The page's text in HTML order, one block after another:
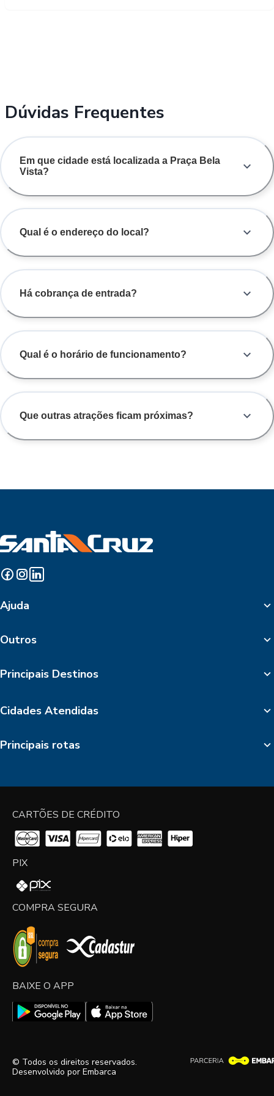
Dúvidas Frequentes
Em que cidade está localizada a Praça Bela
Vista?
Qual é o endereço do local?
Há cobrança de entrada?
Qual é o horário de funcionamento?
Que outras atrações ficam próximas?
Ajuda
Outros
Principais Destinos
Cidades Atendidas
Principais rotas
CARTÕES DE CRÉDITO
PIX
COMPRA SEGURA
BAIXE O APP
© Todos os direitos reservados.
Desenvolvido por Embarca